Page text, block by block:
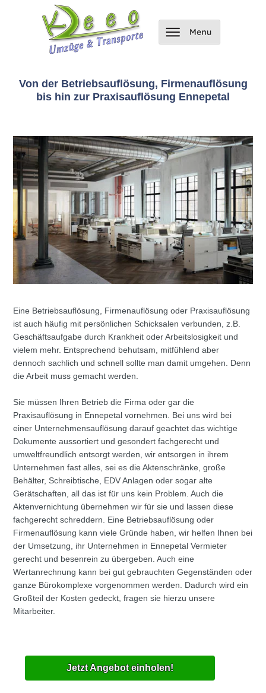
Von der Betriebsauflösung, Firmenauflösung
bis hin zur Praxisauflösung Ennepetal
Eine Betriebsauflösung, Firmenauflösung oder Praxisauflösung
ist auch häufig mit persönlichen Schicksalen verbunden, z.B.
Geschäftsaufgabe durch Krankheit oder Arbeitslosigkeit und
vielem mehr. Entsprechend behutsam, mitfühlend aber
dennoch sachlich und schnell sollte man damit umgehen. Denn
die Arbeit muss gemacht werden.
Sie müssen Ihren Betrieb die Firma oder gar die
Praxisauflösung in Ennepetal vornehmen. Bei uns wird bei
einer Unternehmensauflösung darauf geachtet das wichtige
Dokumente aussortiert und gesondert fachgerecht und
umweltfreundlich entsorgt werden, wir entsorgen in ihrem
Unternehmen fast alles, sei es die Aktenschränke, große
Behälter, Schreibtische, EDV Anlagen oder sogar alte
Gerätschaften, all das ist für uns kein Problem. Auch die
Aktenvernichtung übernehmen wir für sie und lassen diese
fachgerecht schreddern. Eine Betriebsauflösung oder
Firmenauflösung kann viele Gründe haben, wir helfen Ihnen bei
der Umsetzung, ihr Unternehmen in Ennepetal Vermieter
gerecht und besenrein zu übergeben. Auch eine
Wertanrechnung kann bei gut gebrauchten Gegenständen oder
ganze Bürokomplexe vorgenommen werden. Dadurch wird ein
Großteil der Kosten gedeckt, fragen sie hierzu unsere
Mitarbeiter.
Jetzt Angebot einholen!